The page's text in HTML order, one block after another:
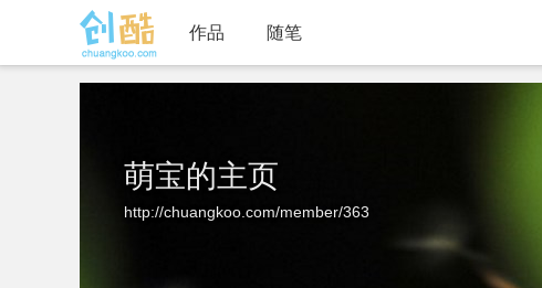
作品 随笔
萌宝的主页
http://chuangkoo.com/member/363